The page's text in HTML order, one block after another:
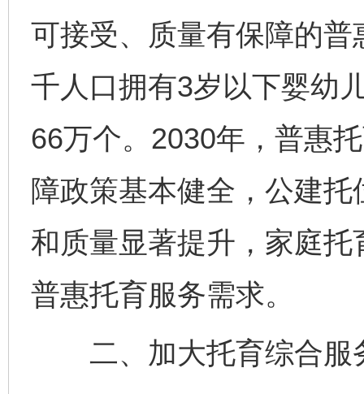
可接受、质量有保障的
千人口拥有3岁以下婴幼
66万个。2030年，普惠
障政策基本健全，公建
和质量显著提升，家庭
普惠托育服务需求。
二、加大托育综合服